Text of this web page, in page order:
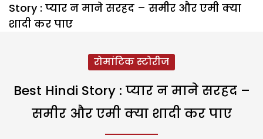
Story : प्यार न माने सरहद – समीर और एमी क्या
शादी कर पाए
रोमांटिक स्टोरीज
Best Hindi Story : प्यार न माने सरहद –
समीर और एमी क्या शादी कर पाए